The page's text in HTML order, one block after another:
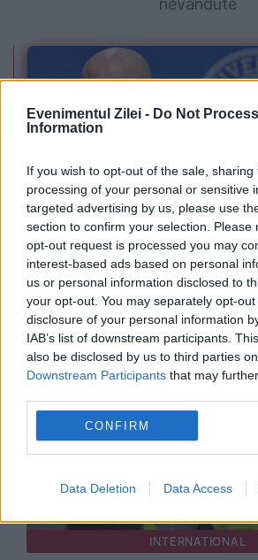
Evenimentul Zilei - Do Not
Information
If you wish to opt-out of the sale,
processing of your personal or sensitive
targeted advertising by us, please use
section to confirm your selection. Please
opt-out request is processed you may
interest-based ads based on personal
us or personal information disclosed to
your opt-out. You may separately opt-
disclosure of your personal information
IAB’s list of downstream participants.
also be disclosed by us to third parties
Downstream Participants that may
CONFIRM
Data Deletion Data Access
POLITICA
Bolojan: Agențiile de rating
factori-cheie înainte de
a României
INTERNATIONAL